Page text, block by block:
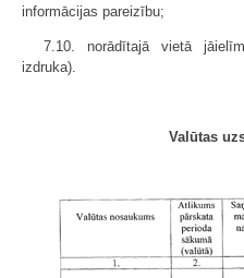
informācijas pareizību;
7.10. norādītajā vietā
izdruka).
Valūtas